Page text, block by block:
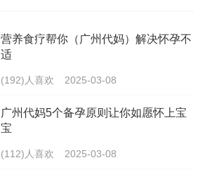
营养食疗帮你（广州代妈）解决怀孕不
适
(192)人喜欢 2025-03-08
广州代妈5个备孕原则让你如愿怀上宝
宝
(112)人喜欢 2025-03-08